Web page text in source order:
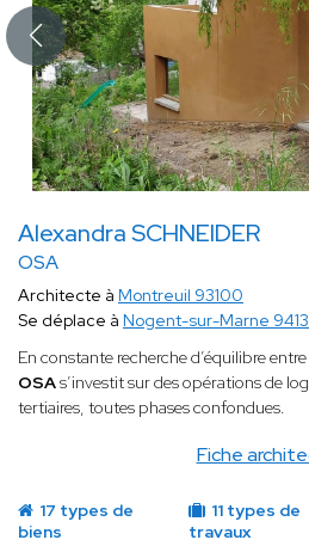
Alexandra SCHNEIDER
OSA
Fiche
Architecte à Montreuil 93100
Se déplace à Nogent-sur-Marne
En constante recherche d’équilibre
OSAs’investit sur des opérations de
tertiaires, toutes phases confondues.
17 types de
biens
11 types de
travaux